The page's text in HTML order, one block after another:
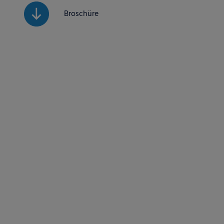
Broschüre
helfen, diese Website